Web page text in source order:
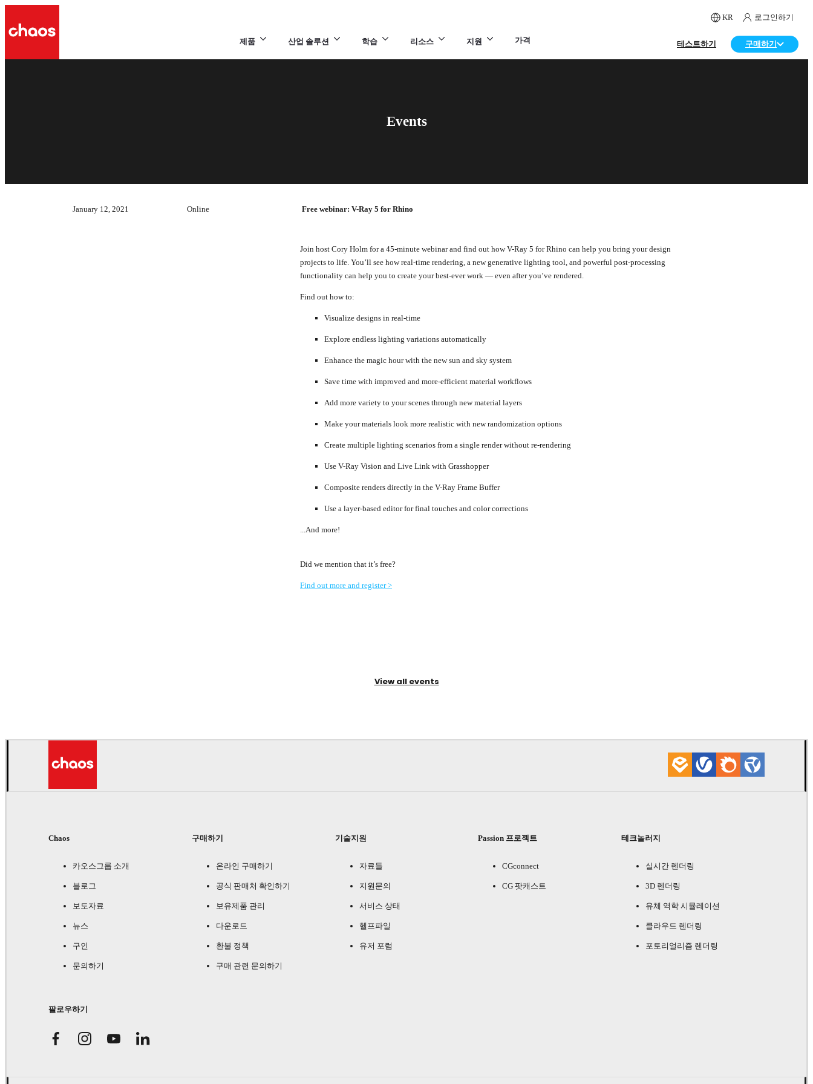
KR 로그인하기
제품 산업 솔루션 학습 리소스 지원 가격 테스트하기 구매하기
Events
January 12, 2021 Online Free webinar: V-Ray 5 for Rhino
Join host Cory Holm for a 45-minute webinar and find out how V-Ray 5 for Rhino can help you bring your design
projects to life. You’ll see how real-time rendering, a new generative lighting tool, and powerful post-processing
functionality can help you to create your best-ever work — even after you’ve rendered.
Find out how to:
Visualize designs in real-time
Explore endless lighting variations automatically
Enhance the magic hour with the new sun and sky system
Save time with improved and more-efficient material workflows
Add more variety to your scenes through new material layers
Make your materials look more realistic with new randomization options
Create multiple lighting scenarios from a single render without re-rendering
Use V-Ray Vision and Live Link with Grasshopper
Composite renders directly in the V-Ray Frame Buffer
Use a layer-based editor for final touches and color corrections
...And more!
Did we mention that it’s free?
Find out more and register >
View all events
Chaos
카오스그룹 소개
블로그
보도자료
뉴스
구인
문의하기
구매하기
온라인 구매하기
공식 판매처 확인하기
보유제품 관리
다운로드
환불 정책
구매 관련 문의하기
기술지원
자료들
지원문의
서비스 상태
헬프파일
유저 포럼
Passion 프로젝트
CGconnect
CG 팟캐스트
테크놀러지
실시간 렌더링
3D 렌더링
유체 역학 시뮬레이션
클라우드 렌더링
포토리얼리즘 렌더링
팔로우하기